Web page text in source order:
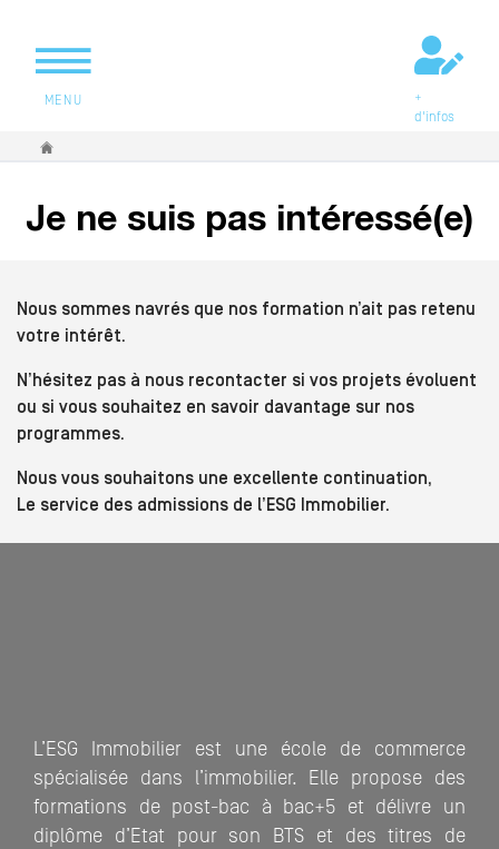
MENU
+
d'infos
Vous êtes ici
Je ne suis pas intéressé(e)
Nous sommes navrés que nos formation n’ait pas retenu
votre intérêt.
N’hésitez pas à nous recontacter si vos projets évoluent
ou si vous souhaitez en savoir davantage sur nos
programmes.
Nous vous souhaitons une excellente continuation,
Le service des admissions de l’ESG Immobilier.
L’ESG Immobilier est une école de commerce
spécialisée dans l’immobilier. Elle propose des
formations de post-bac à bac+5 et délivre un
diplôme d’Etat pour son BTS et des titres de